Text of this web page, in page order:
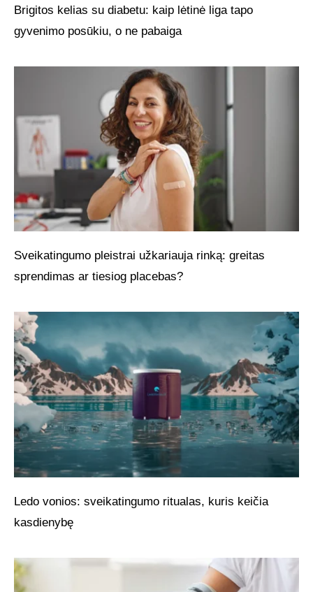
Brigitos kelias su diabetu: kaip lėtinė liga tapo
gyvenimo posūkiu, o ne pabaiga
Sveikatingumo pleistrai užkariauja rinką: greitas
sprendimas ar tiesiog placebas?
Ledo vonios: sveikatingumo ritualas, kuris keičia
kasdienybę